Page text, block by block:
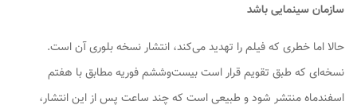
سازمان سینمایی باشد
حالا اما خطری که فیلم را تهدید می‌کند، انتشار نسخه بلوری آن است.
نسخه‌ای که طبق تقویم قرار است بیست‌وششم فوریه مطابق با هفتم
اسفندماه منتشر شود و طبیعی است که چند ساعت پس از این انتشار،